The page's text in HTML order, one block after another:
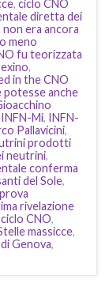
, ciclo CNO
diretta dei
era ancora
meno
fu teorizzata
,
in the CNO
potesse anche
INFN-Mi, INFN-
Pallavicini,
prodotti
neutrini,
conferma
del Sole,
rivelazione
CNO,
massicce,
Genova,